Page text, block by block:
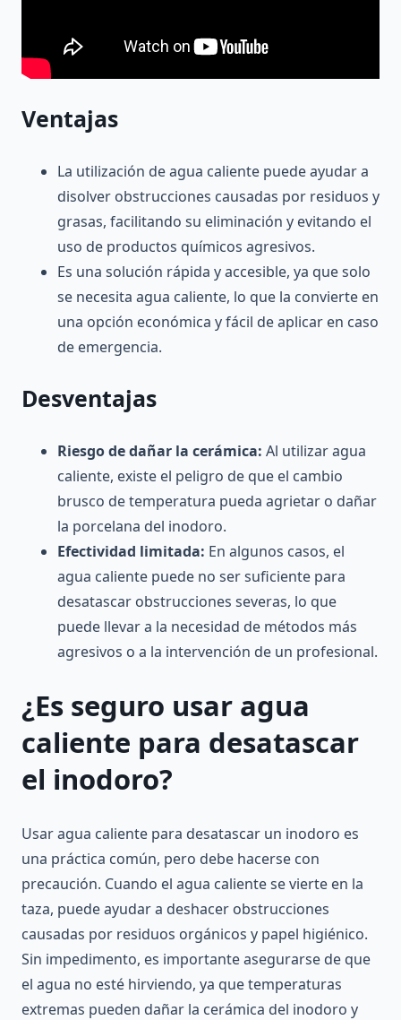
Ventajas
La utilización de agua caliente puede ayudar a
disolver obstrucciones causadas por residuos y
grasas, facilitando su eliminación y evitando el
uso de productos químicos agresivos.
Es una solución rápida y accesible, ya que solo
se necesita agua caliente, lo que la convierte en
una opción económica y fácil de aplicar en caso
de emergencia.
Desventajas
Riesgo de dañar la cerámica: Al utilizar agua
caliente, existe el peligro de que el cambio
brusco de temperatura pueda agrietar o dañar
la porcelana del inodoro.
Efectividad limitada: En algunos casos, el
agua caliente puede no ser suficiente para
desatascar obstrucciones severas, lo que
puede llevar a la necesidad de métodos más
agresivos o a la intervención de un profesional.
¿Es seguro usar agua
caliente para desatascar
el inodoro?
Usar agua caliente para desatascar un inodoro es
una práctica común, pero debe hacerse con
precaución. Cuando el agua caliente se vierte en la
taza, puede ayudar a deshacer obstrucciones
causadas por residuos orgánicos y papel higiénico.
Sin impedimento, es importante asegurarse de que
el agua no esté hirviendo, ya que temperaturas
extremas pueden dañar la cerámica del inodoro y